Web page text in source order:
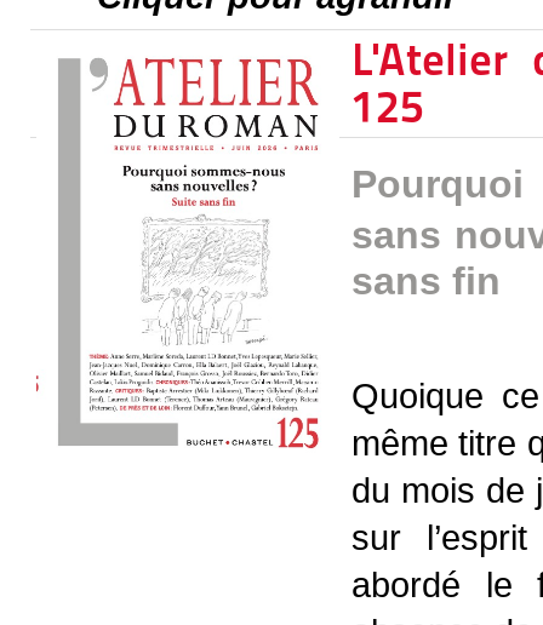
L'Atelier
125
Pourquoi
sans
sans fin
Quoique
même titre
du mois de
sur
abordé le